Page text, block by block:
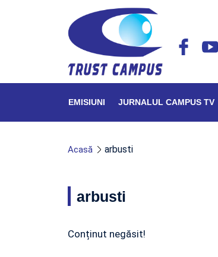
EMISIUNI JURNALUL CAMPUS TV
Acasă arbusti
arbusti
Conținut negăsit!